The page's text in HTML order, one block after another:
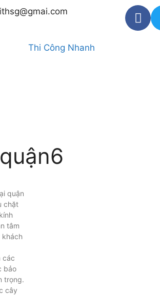
quận
chặt
tâm
khách
các
bảo
trọng.
cây